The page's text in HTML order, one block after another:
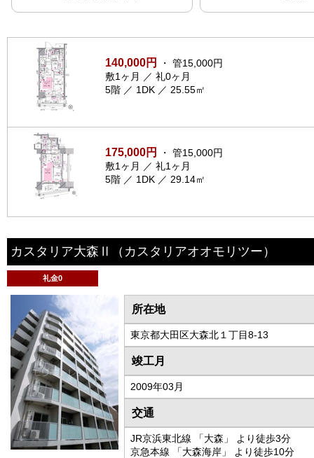
140,000円
・ 管15,000円
敷1ヶ月 ／ 礼0ヶ月
5階 ／ 1DK ／ 25.55㎡
175,000円
・ 管15,000円
敷1ヶ月 ／ 礼1ヶ月
5階 ／ 1DK ／ 29.14㎡
カスタリア大森Ⅱ （カスタリアオオモリツー）
礼金0
所在地
東京都大田区大森北１丁目8-13
竣工月
2009年03月
交通
JR京浜東北線 「大森」 より徒歩3分
京急本線 「大森海岸」 より徒歩10分